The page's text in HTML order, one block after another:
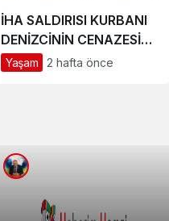
İHA SALDIRISI KURBANI
DENİZCİNİN CENAZESİ
TRABZON’DA
Yaşam 2 hafta önce